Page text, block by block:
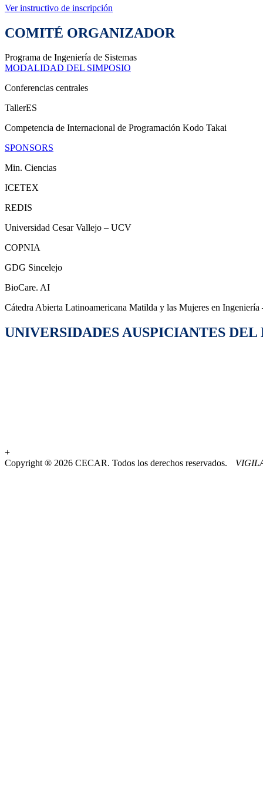
Ver instructivo de inscripción
COMITÉ ORGANIZADOR
Programa de Ingeniería de Sistemas
MODALIDAD DEL SIMPOSIO
Conferencias centrales
TallerES
Competencia de Internacional de Programación Kodo Takai
SPONSORS
Min. Ciencias
ICETEX
REDIS
Universidad Cesar Vallejo – UCV
COPNIA
GDG Sincelejo
BioCare. AI
Cátedra Abierta Latinoamericana Matilda y las Mujeres en
UNIVERSIDADES AUSPICIANTES DEL
+
Copyright ® 2026 CECAR. Todos los derechos reservados.